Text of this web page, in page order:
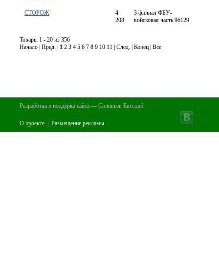
СТОРОЖ
4
208
3 филиал ФБУ-
войсковая часть 96129
Товары 1 - 20 из 356
Начало | Пред. | 1 2 3 4 5 6 7 8 9 10 11 | След. | Конец | Все
Разработка и поддерка сайта — Соловьев Евгений
О проекте Размещение рекламы